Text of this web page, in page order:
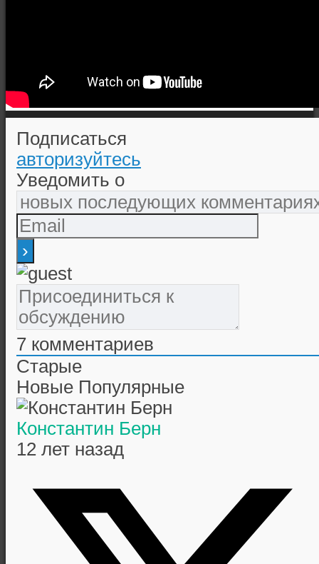
Подписаться
авторизуйтесь
Уведомить о
7 комментариев
Старые
Новые Популярные
Константин Берн
12 лет назад